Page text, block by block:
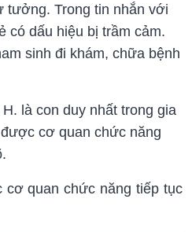
tưởng. Trong tin nhắn với
có dấu hiệu bị trầm cảm.
sinh đi khám, chữa bệnh
là con duy nhất trong gia
cơ quan chức năng
cơ quan chức năng tiếp tục